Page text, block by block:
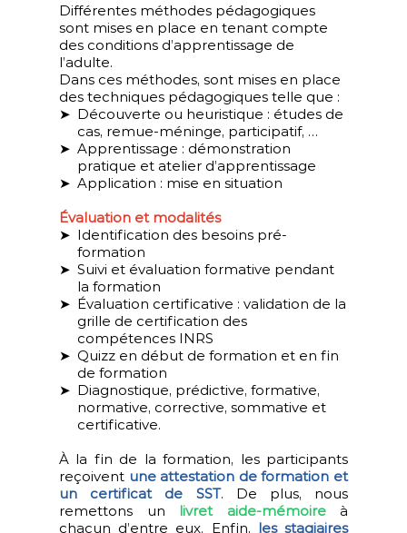
Différentes méthodes pédagogiques
sont mises en place en tenant compte
des conditions d’apprentissage de
l’adulte.
Dans ces méthodes, sont mises en place
des techniques pédagogiques telle que :
Découverte ou heuristique : études de
cas, remue-méninge, participatif, …
Apprentissage : démonstration
pratique et atelier d’apprentissage
Application : mise en situation
Évaluation et modalités
Identification des besoins pré-
formation
Suivi et évaluation formative pendant
la formation
Évaluation certificative : validation de la
grille de certification des
compétences INRS
Quizz en début de formation et en fin
de formation
Diagnostique, prédictive, formative,
normative, corrective, sommative et
certificative.
À la fin de la formation, les participants
reçoivent une attestation de formation et
un certificat de SST. De plus, nous
remettons un livret aide-mémoireà
chacun d’entre eux. Enfin, les stagiaires